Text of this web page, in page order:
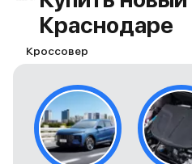
Краснодаре
Кроссовер